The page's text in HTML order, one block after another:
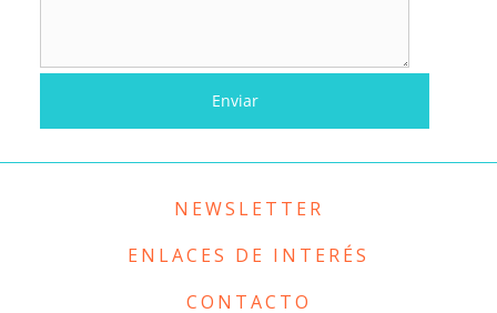
NEWSLETTER
ENLACES DE INTERÉS
CONTACTO